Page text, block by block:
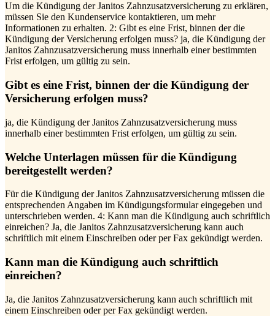
Um die Kündigung der Janitos Zahnzusatzversicherung zu erklären,
müssen Sie den Kundenservice kontaktieren, um mehr
Informationen zu erhalten. 2: Gibt es eine Frist, binnen der die
Kündigung der Versicherung erfolgen muss? ja, die Kündigung der
Janitos Zahnzusatzversicherung muss innerhalb einer bestimmten
Frist erfolgen, um gültig zu sein.
Gibt es eine Frist, binnen der die Kündigung der
Versicherung erfolgen muss?
ja, die Kündigung der Janitos Zahnzusatzversicherung muss
innerhalb einer bestimmten Frist erfolgen, um gültig zu sein.
Welche Unterlagen müssen für die Kündigung
bereitgestellt werden?
Für die Kündigung der Janitos Zahnzusatzversicherung müssen die
entsprechenden Angaben im Kündigungsformular eingegeben und
unterschrieben werden. 4: Kann man die Kündigung auch schriftlich
einreichen? Ja, die Janitos Zahnzusatzversicherung kann auch
schriftlich mit einem Einschreiben oder per Fax gekündigt werden.
Kann man die Kündigung auch schriftlich
einreichen?
Ja, die Janitos Zahnzusatzversicherung kann auch schriftlich mit
einem Einschreiben oder per Fax gekündigt werden.